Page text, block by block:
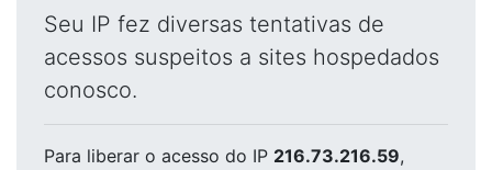
Seu IP fez diversas tentativas de
acessos suspeitos a sites hospedados
conosco.
Para liberar o acesso do IP 216.73.216.59,